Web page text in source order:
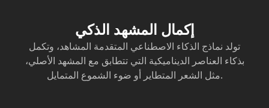
إكمال المشهد الذكي
تولد نماذج الذكاء الاصطناعي المتقدمة المشاهد، وتكمل
بذكاء العناصر الديناميكية التي تتطابق مع المشهد الأصلي،
مثل الشعر المتطاير أو ضوء الشموع المتمايل.